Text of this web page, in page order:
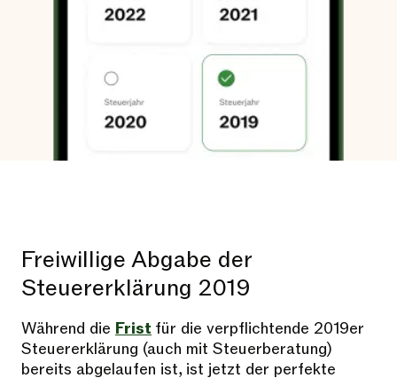
Freiwillige Abgabe der
Steuererklärung 2019
Während die Frist für die verpflichtende 2019er
Steuererklärung (auch mit Steuerberatung)
bereits abgelaufen ist, ist jetzt der perfekte